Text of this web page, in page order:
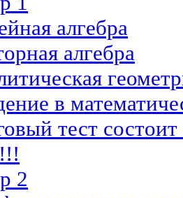
алгебра
алгебра
в
тест
2